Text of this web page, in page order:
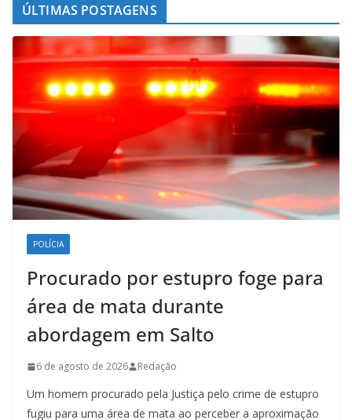
ÚLTIMAS POSTAGENS
POLÍCIA
Procurado por estupro foge para
área de mata durante
abordagem em Salto
6 de agosto de 2026 Redação
Um homem procurado pela Justiça pelo crime de estupro
fugiu para uma área de mata ao perceber a aproximação